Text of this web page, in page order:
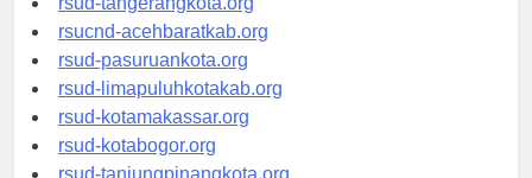
rsud-tangerangkota.org
rsucnd-acehbaratkab.org
rsud-pasuruankota.org
rsud-limapuluhkotakab.org
rsud-kotamakassar.org
rsud-kotabogor.org